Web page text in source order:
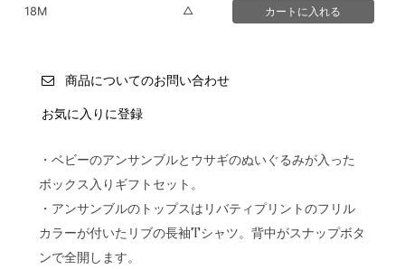
18M △
商品についてのお問い合わせ
お気に入りに登録
・ベビーのアンサンブルとウサギのぬいぐるみが入った
ボックス入りギフトセット。
・アンサンブルのトップスはリバティプリントのフリル
カラーが付いたリブの長袖Tシャツ。背中がスナップボタ
ンで全開します。